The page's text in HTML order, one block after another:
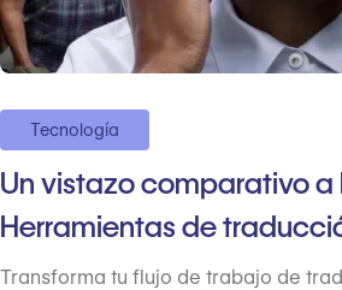
Tecnología
Un vistazo comparativo a
Herramientas de
Transforma tu flujo de trabajo de